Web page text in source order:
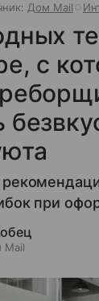
Дом Mail
с
при
Mail